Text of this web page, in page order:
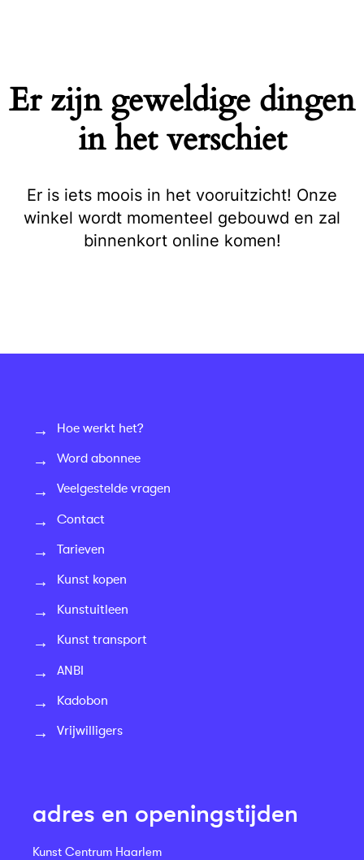
Er zijn geweldige dingen
in het verschiet
Er is iets moois in het vooruitzicht! Onze
winkel wordt momenteel gebouwd en zal
binnenkort online komen!
Hoe werkt het?
Word abonnee
Veelgestelde vragen
Contact
Tarieven
Kunst kopen
Kunstuitleen
Kunst transport
ANBI
Kadobon
Vrijwilligers
adres en openingstijden
Kunst Centrum Haarlem